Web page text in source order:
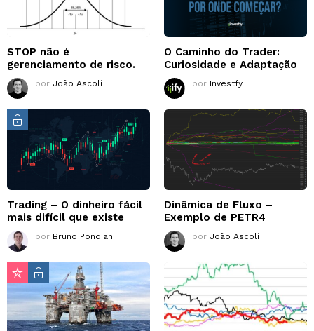
STOP não é
gerenciamento de risco.
por João Ascoli
O Caminho do Trader:
Curiosidade e Adaptação
por Investfy
Trading – O dinheiro fácil
mais difícil que existe
por Bruno Pondian
Dinâmica de Fluxo –
Exemplo de PETR4
por João Ascoli